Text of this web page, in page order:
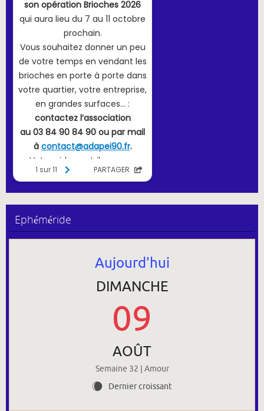
Ephéméride
Aujourd'hui
DIMANCHE
09
AOÛT
Semaine 32 | Amour
X Dernier croissant